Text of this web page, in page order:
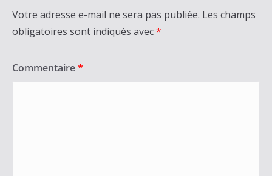
Votre adresse e-mail ne sera pas publiée. Les champs
obligatoires sont indiqués avec*
Commentaire*